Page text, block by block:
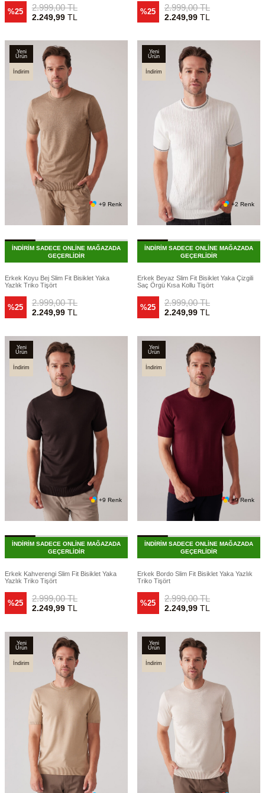
%25 2.999,00TL
2.249,99TL
%25 2.999,00TL
2.249,99TL
Yeni
Ürün
İndirim
+9 Renk
İNDİRİM SADECE ONLİNE MAĞAZADA
GEÇERLİDİR
Erkek Koyu Bej Slim Fit Bisiklet Yaka
Yazlık Triko Tişört
%25 2.999,00TL
2.249,99TL
Yeni
Ürün
İndirim
+2 Renk
İNDİRİM SADECE ONLİNE MAĞAZADA
GEÇERLİDİR
Erkek Beyaz Slim Fit Bisiklet Yaka Çizgili
Saç Örgü Kısa Kollu Tişört
%25 2.999,00TL
2.249,99TL
Yeni
Ürün
İndirim
+9 Renk
İNDİRİM SADECE ONLİNE MAĞAZADA
GEÇERLİDİR
Erkek Kahverengi Slim Fit Bisiklet Yaka
Yazlık Triko Tişört
%25 2.999,00TL
2.249,99TL
Yeni
Ürün
İndirim
+9 Renk
İNDİRİM SADECE ONLİNE MAĞAZADA
GEÇERLİDİR
Erkek Bordo Slim Fit Bisiklet Yaka Yazlık
Triko Tişört
%25 2.999,00TL
2.249,99TL
Yeni
Ürün
İndirim
Yeni
Ürün
İndirim